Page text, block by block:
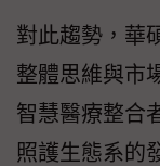
對此趨勢，華
整體思維與市
智慧醫療整合
照護生態系的